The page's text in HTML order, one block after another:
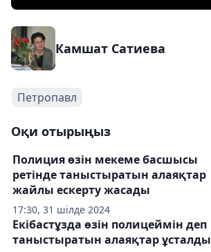
Камшат Сатиева
Петропавл
Оқи отырыңыз
17:30, 31 шілде 2024
Полиция өзін мекеме басшысы
ретінде таныстыратын алаяқтар
жайлы ескерту жасады
Екібастұзда өзін полицеймін деп
таныстыратын алаяқтар ұсталды